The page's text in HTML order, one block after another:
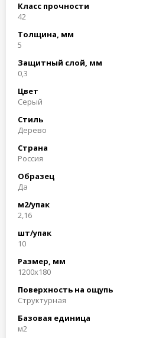
Класс прочности
42
Толщина, мм
5
Защитный слой, мм
0,3
Цвет
Серый
Стиль
Дерево
Страна
Россия
Образец
Да
м2/упак
2,16
шт/упак
10
Размер, мм
1200x180
Поверхность на ощупь
Структурная
Базовая единица
м2